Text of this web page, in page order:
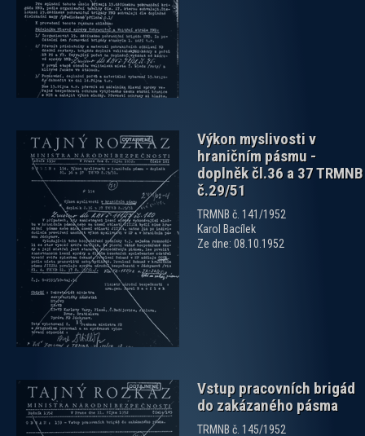
Výkon myslivosti v
hraničním pásmu -
doplněk čl.36 a 37 TRMNB
č.29/51
TRMNB č. 141/1952
Karol Bacílek
Ze dne: 08.10.1952
Vstup pracovních brigád
do zakázaného pásma
TRMNB č. 145/1952
zobrazit PDF dokument